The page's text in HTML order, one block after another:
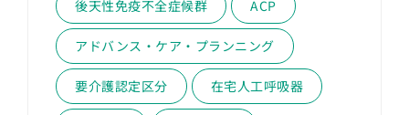
後天性免疫不全症候群 ACP
アドバンス・ケア・プランニング
要介護認定区分 在宅人工呼吸器